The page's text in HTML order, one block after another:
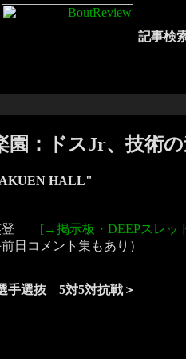
記事検
園：ドスJr、技術
HALL"
登 [→掲示板・DEEPスレッ
前日コメント集もあり）
手選抜 5対5対抗戦＞